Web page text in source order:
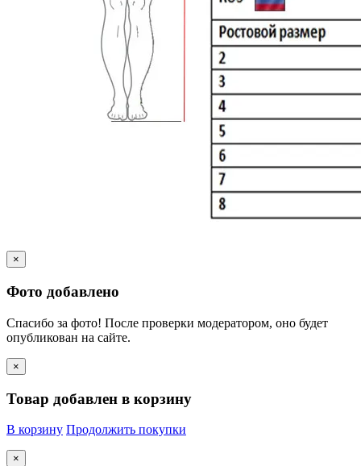
×
Фото добавлено
Спасибо за фото! После проверки модератором, оно будет
опубликован на сайте.
×
Товар добавлен в корзину
В корзину Продолжить покупки
×